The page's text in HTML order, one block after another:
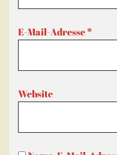
E-Mail-Adresse*
Website